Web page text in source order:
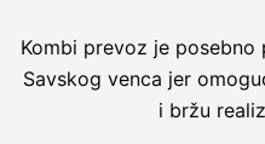
Kombi prevoz je
Savskog venca jer
i bržu